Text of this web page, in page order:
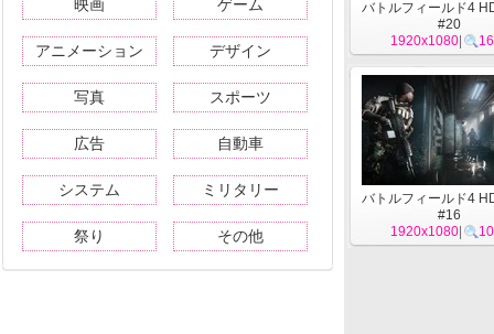
映画 ゲーム
アニメーション デザイン
写真 スポーツ
広告 自動車
システム ミリタリー
祭り その他
バトルフィールド4
#20
1920x1080
バトルフィールド4
#16
1920x1080